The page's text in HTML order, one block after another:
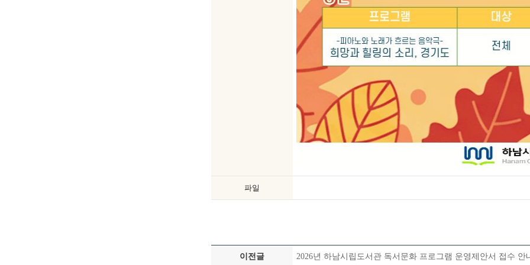
파일
이전글 2026년 하남시립도서관 독서문화 프로그램 운영제안서 접수 안